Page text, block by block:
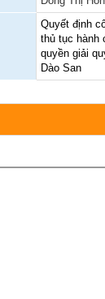
Quyết định
thủ tục hành
quyền giải
Dào San